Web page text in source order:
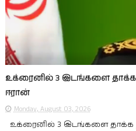
உக்ரைனில் 3 இடங்களை தாக்க
ஈரான்
Monday, August 03, 2026
உக்ரைனில் 3 இடங்களை தாக்க